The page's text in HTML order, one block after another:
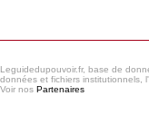
Leguidedupouvoir.fr, base de
données et fichiers institutionnels,
Voir nos Partenaires